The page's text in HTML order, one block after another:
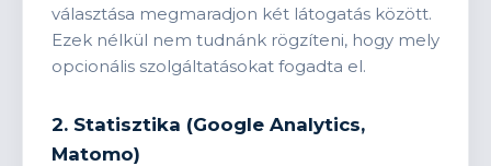
választása megmaradjon két látogatás között.
Ezek nélkül nem tudnánk rögzíteni, hogy mely
opcionális szolgáltatásokat fogadta el.
2. Statisztika (Google Analytics,
Matomo)